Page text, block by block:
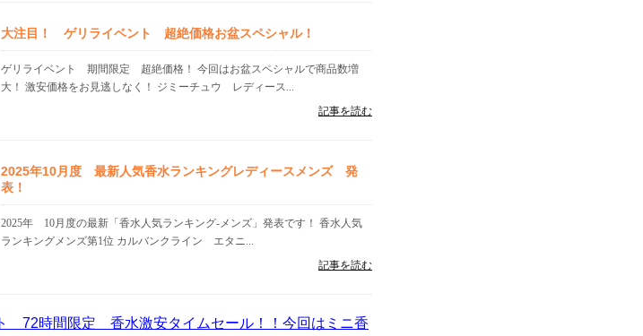
大注目！ ゲリライベント 超絶価格お盆スペシャル！
ゲリライベント 期間限定 超絶価格！ 今回はお盆スペシャルで商品数増
大！ 激安価格をお見逃しなく！ ジミーチュウ レディース...
記事を読む
2025年10月度 最新人気香水ランキングレディースメンズ 発
表！
2025年 10月度の最新「香水人気ランキング-メンズ」発表です！ 香水人気
ランキングメンズ第1位 カルバンクライン エタニ...
記事を読む